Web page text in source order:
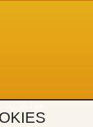
16:30 Uhr